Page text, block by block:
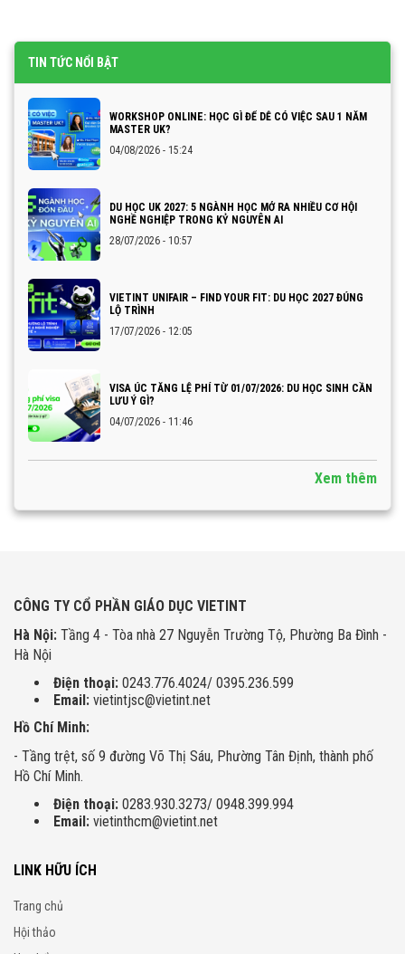
TIN TỨC NỔI BẬT
WORKSHOP ONLINE: HỌC GÌ ĐỂ DỄ CÓ VIỆC SAU 1 NĂM
MASTER UK?
04/08/2026 - 15:24
DU HỌC UK 2027: 5 NGÀNH HỌC MỞ RA NHIỀU CƠ HỘI
NGHỀ NGHIỆP TRONG KỶ NGUYÊN AI
28/07/2026 - 10:57
VIETINT UNIFAIR – FIND YOUR FIT: DU HỌC 2027 ĐÚNG
LỘ TRÌNH
17/07/2026 - 12:05
VISA ÚC TĂNG LỆ PHÍ TỪ 01/07/2026: DU HỌC SINH CẦN
LƯU Ý GÌ?
04/07/2026 - 11:46
Xem thêm
CÔNG TY CỔ PHẦN GIÁO DỤC VIETINT
Hà Nội: Tầng 4 - Tòa nhà 27 Nguyễn Trường Tộ, Phường Ba Đình -
Hà Nội
Điện thoại: 0243.776.4024/ 0395.236.599
Email: vietintjsc@vietint.net
Hồ Chí Minh:
- Tầng trệt, số 9 đường Võ Thị Sáu, Phường Tân Định, thành phố
Hồ Chí Minh.
Điện thoại: 0283.930.3273/ 0948.399.994
Email: vietinthcm@vietint.net
LINK HỮU ÍCH
Trang chủ
Hội thảo